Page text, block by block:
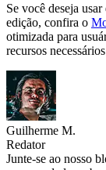
Se você deseja
edição, confira o
otimizada para
recursos
Guilherme M.
Redator
Junte-se ao nosso